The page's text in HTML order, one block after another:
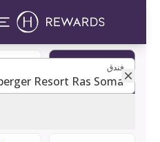
فندقفندق